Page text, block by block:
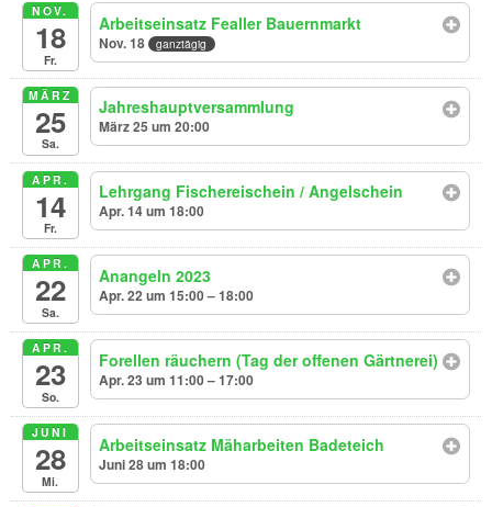
NOV.
18
Fr.
Arbeitseinsatz Fealler Bauernmarkt
Nov. 18 ganztägig
MÄRZ
25
Sa.
Jahreshauptversammlung
März 25 um 20:00
APR.
14
Fr.
Lehrgang Fischereischein / Angelschein
Apr. 14 um 18:00
APR.
22
Sa.
Anangeln 2023
Apr. 22 um 15:00 – 18:00
APR.
23
So.
Forellen räuchern (Tag der offenen Gärtnerei)
Apr. 23 um 11:00 – 17:00
JUNI
28
Mi.
Arbeitseinsatz Mäharbeiten Badeteich
Juni 28 um 18:00